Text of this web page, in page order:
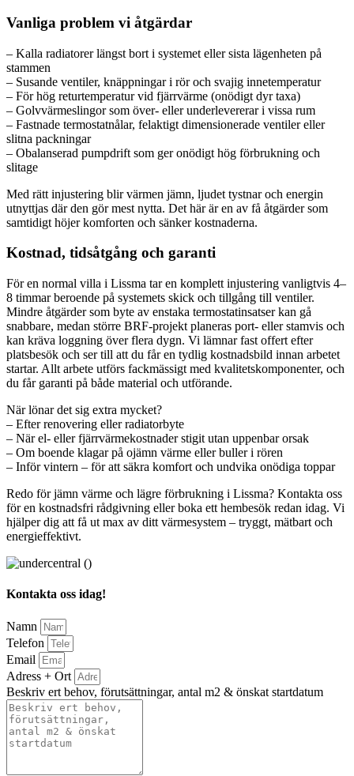
Vanliga problem vi åtgärdar
– Kalla radiatorer längst bort i systemet eller sista lägenheten på
stammen
– Susande ventiler, knäppningar i rör och svajig innetemperatur
– För hög returtemperatur vid fjärrvärme (onödigt dyr taxa)
– Golvvärmeslingor som över- eller underlevererar i vissa rum
– Fastnade termostatnålar, felaktigt dimensionerade ventiler eller
slitna packningar
– Obalanserad pumpdrift som ger onödigt hög förbrukning och
slitage
Med rätt injustering blir värmen jämn, ljudet tystnar och energin
utnyttjas där den gör mest nytta. Det här är en av få åtgärder som
samtidigt höjer komforten och sänker kostnaderna.
Kostnad, tidsåtgång och garanti
För en normal villa i Lissma tar en komplett injustering vanligtvis 4–
8 timmar beroende på systemets skick och tillgång till ventiler.
Mindre åtgärder som byte av enstaka termostatinsatser kan gå
snabbare, medan större BRF-projekt planeras port- eller stamvis och
kan kräva loggning över flera dygn. Vi lämnar fast offert efter
platsbesök och ser till att du får en tydlig kostnadsbild innan arbetet
startar. Allt arbete utförs fackmässigt med kvalitetskomponenter, och
du får garanti på både material och utförande.
När lönar det sig extra mycket?
– Efter renovering eller radiatorbyte
– När el- eller fjärrvärmekostnader stigit utan uppenbar orsak
– Om boende klagar på ojämn värme eller buller i rören
– Inför vintern – för att säkra komfort och undvika onödiga toppar
Redo för jämn värme och lägre förbrukning i Lissma? Kontakta oss
för en kostnadsfri rådgivning eller boka ett hembesök redan idag. Vi
hjälper dig att få ut max av ditt värmesystem – tryggt, mätbart och
energieffektivt.
Kontakta oss idag!
Namn
Telefon
Email
Adress + Ort
Beskriv ert behov, förutsättningar, antal m2 & önskat startdatum